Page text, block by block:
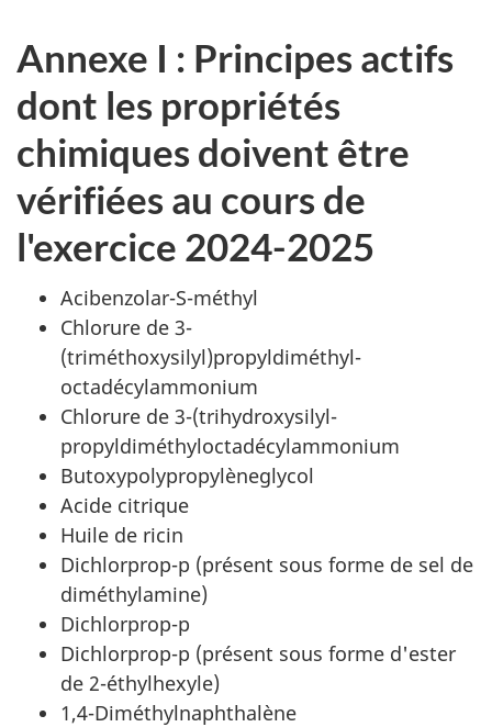
Annexe I : Principes actifs
dont les propriétés
chimiques doivent être
vérifiées au cours de
l'exercice 2024-2025
Acibenzolar-S-méthyl
Chlorure de 3-
(triméthoxysilyl)propyldiméthyl-
octadécylammonium
Chlorure de 3-(trihydroxysilyl-
propyldiméthyloctadécylammonium
Butoxypolypropylèneglycol
Acide citrique
Huile de ricin
Dichlorprop-p (présent sous forme de sel de
diméthylamine)
Dichlorprop-p
Dichlorprop-p (présent sous forme d'ester
de 2-éthylhexyle)
1,4-Diméthylnaphthalène